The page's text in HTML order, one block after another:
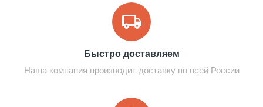
Быстро доставляем
Наша компания производит доставку по всей России